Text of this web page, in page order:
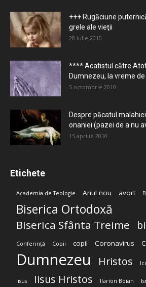
+++ Rugăciune
grele ale vieţii
28 iulie 2010
**** Acatistul către
Dumnezeu, la vreme
5 octombrie 2010
Despre păcatul
onaniei (pazei de a nu
15 aprilie 2010
Etichete
Academia de Teologie Anul nou avort
Biserica Ortodoxă
Biserica Sfânta Treime
Conferință Copii copil Coronavirus
Dumnezeu Hristos
Iisus Iisus Hristos Ilarion Boian